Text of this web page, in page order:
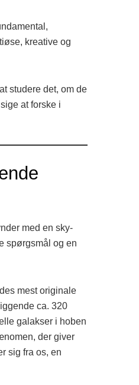
kreative og
studere det, om de
at forske i
med en sky-
spørgsmål og en
mest originale
ca. 320
galakser i hoben
der giver
sig fra os, en